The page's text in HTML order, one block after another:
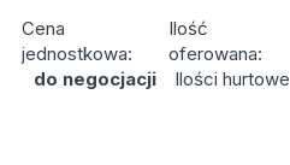
Cena
jednostkowa:
do negocjacji
Ilość
oferowana:
Ilości hurtowe